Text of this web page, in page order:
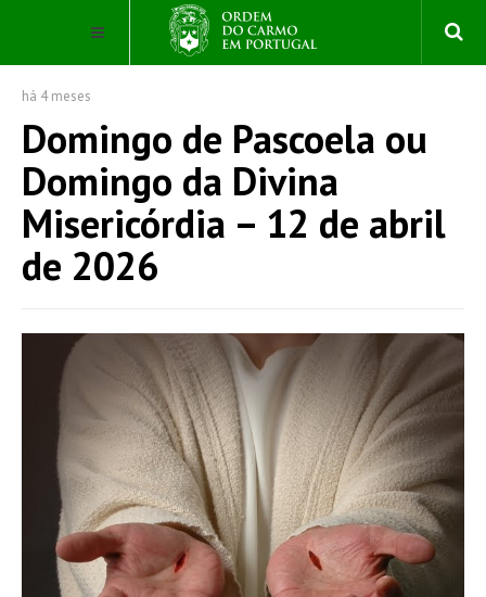
há 4 meses
Domingo de Pascoela ou
Domingo da Divina
Misericórdia – 12 de abril
de 2026